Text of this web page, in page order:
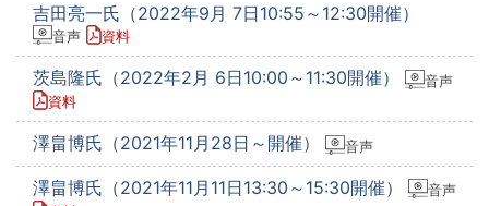
吉田亮一氏（2022年9月 7日10:55～12:30開催）
音声 資料
茨島隆氏（2022年2月 6日10:00～11:30開催）
音声
資料
澤畠博氏（2021年11月28日～開催） 音声
澤畠博氏（2021年11月11日13:30～15:30開催）
音声